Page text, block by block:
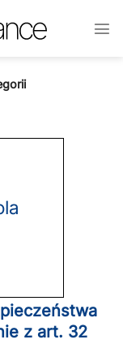
z art. 32